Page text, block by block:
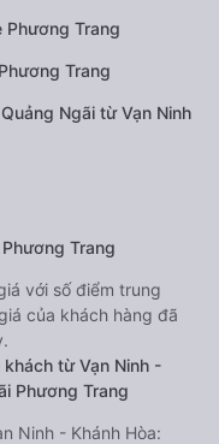
Phương Trang
Trang
Ngãi từ Vạn Ninh
Trang
với số điểm trung
của khách hàng đã
từ Vạn Ninh -
Phương Trang
Ninh - Khánh Hòa: